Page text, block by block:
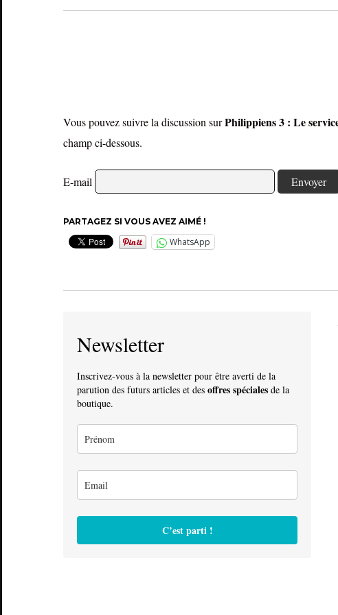
Vous pouvez suivre la discussion surPhilippiens 3 : Le
champ ci-dessous.
E-mail
PARTAGEZ SI VOUS AVEZ AIMÉ !
WhatsApp
Newsletter
Inscrivez-vous à la newsletter pour être averti de la
parution des futurs articles et desoffres spécialesde la
boutique.
C’est parti !